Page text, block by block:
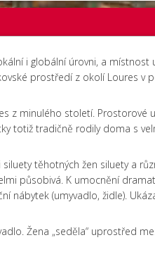
i globální úrovni, a
prostředí z okolí Loures v
z minulého století.
totiž tradičně rodily doma s
těhotných žen siluety a
působivá. K umocnění
nábytek (umyvadlo, židle).
Žena „seděla“ uprostřed